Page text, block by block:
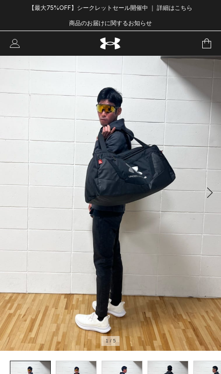
【最大75%OFF】シークレットセール開催中 ｜ 詳細はこちら
商品のお届けに関するお知らせ
1 / 5